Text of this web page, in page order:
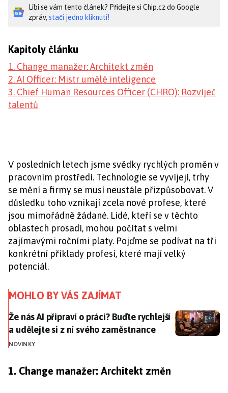
Líbí se vám tento článek? Přidejte si Chip.cz do Google
zpráv, stačí jedno kliknutí!
Kapitoly článku
1. Change manažer: Architekt změn
2. AI Officer: Mistr umělé inteligence
3. Chief Human Resources Officer (CHRO): Rozvíječ
talentů
V posledních letech jsme svědky rychlých proměn v
pracovním prostředí. Technologie se vyvíjejí, trhy
se mění a firmy se musí neustále přizpůsobovat. V
důsledku toho vznikají zcela nové profese, které
jsou mimořádně žádané. Lidé, kteří se v těchto
oblastech prosadí, mohou počítat s velmi
zajímavými ročními platy. Pojďme se podívat na tři
konkrétní příklady profesí, které mají velký
potenciál.
MOHLO BY VÁS ZAJÍMAT
Že nás AI připraví o práci? Buďte rychlejší a udělejte
Že nás AI připraví o práci? Buďte rychlejší
a udělejte si z ní svého zaměstnance
NOVINKY
1. Change manažer: Architekt změn